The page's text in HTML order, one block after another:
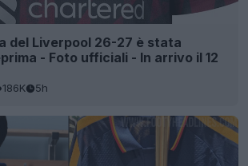
del Liverpool 26-27 è stata
- Foto ufficiali - In arrivo il 12
186K 5h